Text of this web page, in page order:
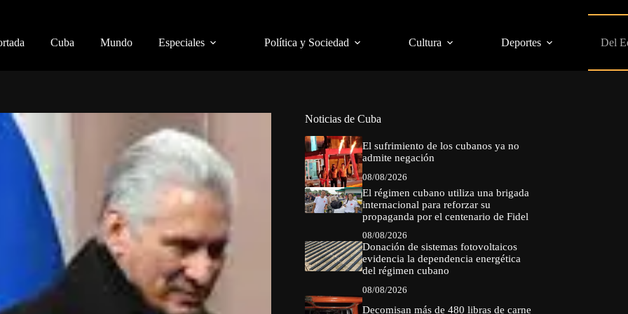
Cuba Mundo Especiales Política y Sociedad Cultura Deportes Del
Noticias de Cuba
El sufrimiento de los cubanos ya no
admite negación
08/08/2026
El régimen cubano utiliza una brigada
internacional para reforzar su
propaganda por el centenario de Fidel
08/08/2026
Donación de sistemas fotovoltaicos
evidencia la dependencia energética
del régimen cubano
08/08/2026
Decomisan más de 480 libras de carne